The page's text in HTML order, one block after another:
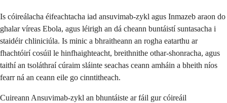
Is cóireálacha éifeachtacha iad ansuvimab-zykl agus Inmazeb araon do
ghalar víreas Ebola, agus léirigh an dá cheann buntáistí suntasacha i
staidéir chliniciúla. Is minic a bhraitheann an rogha eatarthu ar
fhachtóirí cosúil le hinfhaighteacht, breithnithe othar-shonracha, agus
taithí an tsoláthraí cúraim sláinte seachas ceann amháin a bheith níos
fearr ná an ceann eile go cinntitheach.
Cuireann Ansuvimab-zykl an bhuntáiste ar fáil gur cóireáil